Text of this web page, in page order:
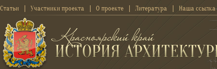
Статьи Участники проекта О проекте Литература Наша ссылка